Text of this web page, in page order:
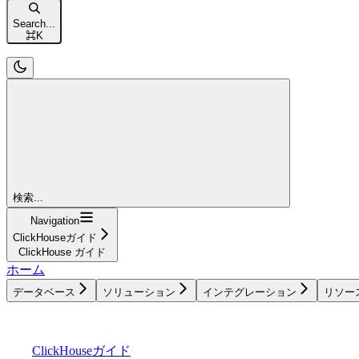
Search...
⌘K
検索...
Navigation
ClickHouseガイド
ClickHouse ガイド
ホーム
データベース ソリューション インテグレーション リソー
ClickHouseガイド